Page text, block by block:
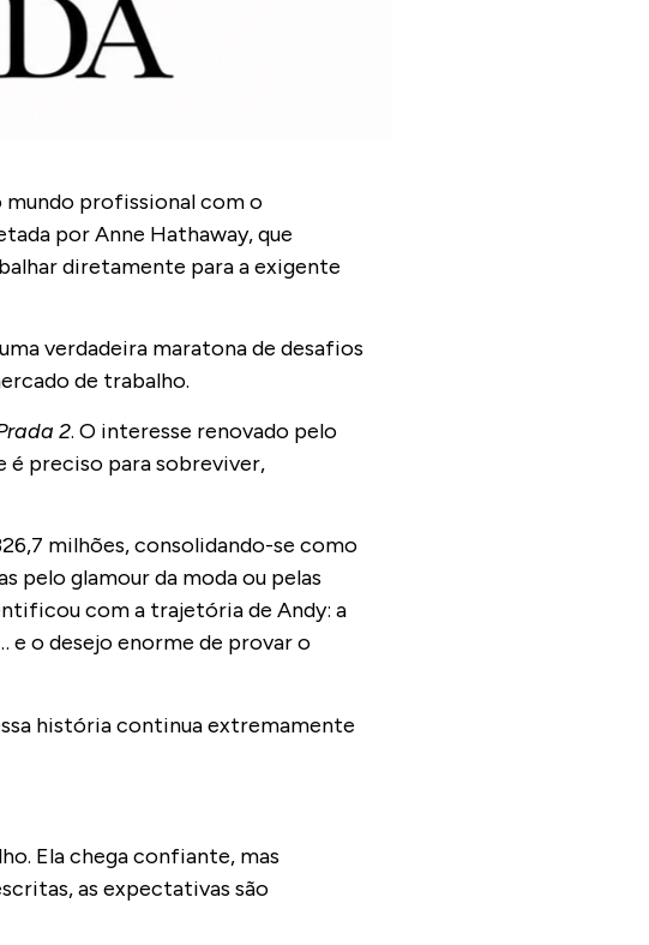
mundo profissional com o
por Anne Hathaway, que
diretamente para a exigente
verdadeira maratona de desafios
de trabalho.
2. O interesse renovado pelo
é preciso para sobreviver,
milhões, consolidando-se como
pelo glamour da moda ou pelas
com a trajetória de Andy: a
e o desejo enorme de provar o
história continua extremamente
Ela chega confiante, mas
as expectativas são